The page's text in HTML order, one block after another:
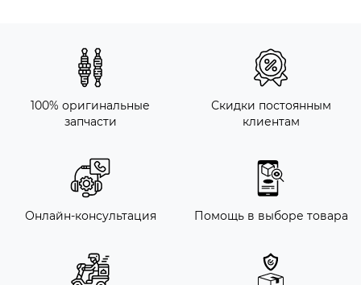
100% оригинальные
запчасти
Скидки постоянным
клиентам
Онлайн-консультация Помощь в выборе товара